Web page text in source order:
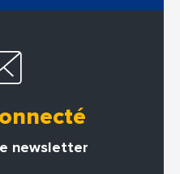
newsletter